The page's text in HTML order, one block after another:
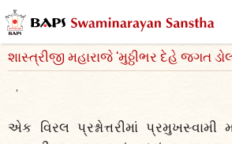
શાસ્ત્રીજી મહારાજે ‘મુઠ્ઠીભર દેહે જગત
,
એક વિરલ પ્રશ્નોત્તરીમાં